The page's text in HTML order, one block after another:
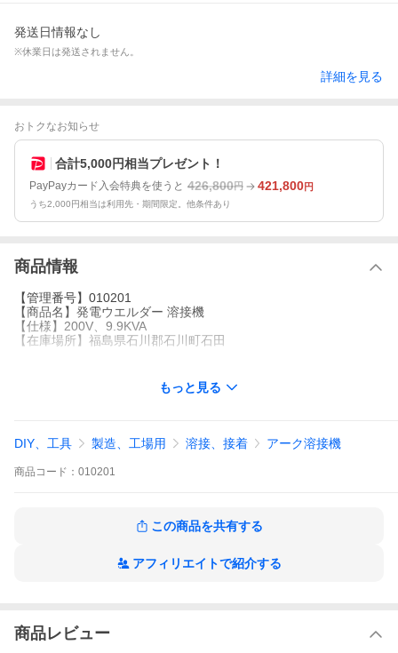
発送日情報なし
※休業日は発送されません。
詳細を見る
おトクなお知らせ
合計5,000円相当プレゼント！
PayPayカード入会特典を使うと 426,800円 421,800円
うち2,000円相当は利用先・期間限定。他条件あり
商品情報
【管理番号】010201
【商品名】発電ウエルダー 溶接機
【仕様】200V、9.9KVA
【在庫場所】福島県石川郡石川町石田
もっと見る
DIY、工具 製造、工場用 溶接、接着 アーク溶接機
商品 コード： 010201
この商品を共有する
アフィリエイトで紹介する
商品レビュー